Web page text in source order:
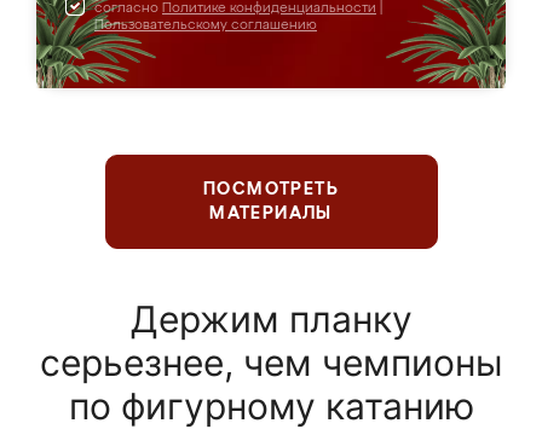
согласно Политике конфиденциальности
Пользовательскому соглашению
ПОСМОТРЕТЬ
МАТЕРИАЛЫ
Держим планку
серьезнее, чем чемпионы
по фигурному катанию